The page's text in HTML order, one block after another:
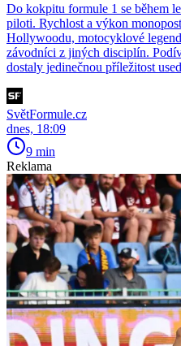
Do kokpitu formule 1 se během
piloti. Rychlost a výkon
Hollywoodu, motocyklové
závodníci z jiných disciplín.
dostaly jedinečnou příležitost
SvětFormule.cz
dnes, 18:09
9 min
Reklama